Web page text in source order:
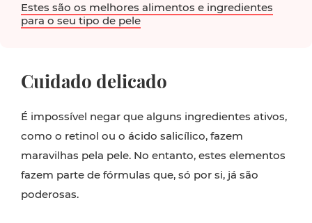
Estes são os melhores alimentos e ingredientes
para o seu tipo de pele
Cuidado delicado
É impossível negar que alguns ingredientes ativos,
como o retinol ou o ácido salicílico, fazem
maravilhas pela pele. No entanto, estes elementos
fazem parte de fórmulas que, só por si, já são
poderosas.